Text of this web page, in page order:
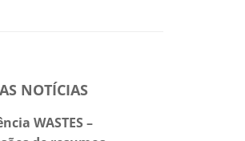
NOTÍCIAS
WASTES –